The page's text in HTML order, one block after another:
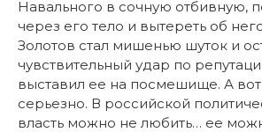
Навального в сочную отбивную,
через его тело и вытереть об
Золотов стал мишенью шуток и
чувствительный удар по
выставил ее на посмешище. А вот
серьезно. В российской
власть можно не любить… ее